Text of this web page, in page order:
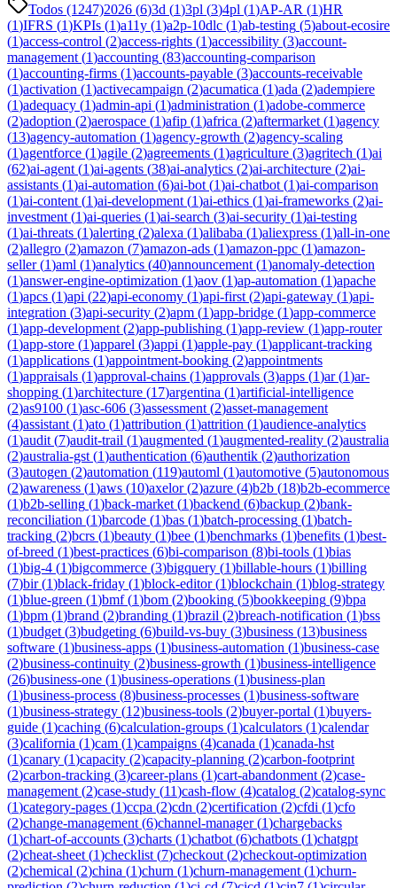
Todos (1247)2026 (6)3d (1)3pl (3)4pl (1)AP-AR (1)HR
(1)IFRS (1)KPIs (1)a11y (1)a2p-10dlc (1)ab-testing (5)about-ecosire
(1)access-control (2)access-rights (1)accessibility (3)account-
management (1)accounting (83)accounting-comparison
(1)accounting-firms (1)accounts-payable (3)accounts-receivable
(1)activation (1)activecampaign (2)acumatica (1)ada (2)adempiere
(1)adequacy (1)admin-api (1)administration (1)adobe-commerce
(2)adoption (2)aerospace (1)afip (1)africa (2)aftermarket (1)agency
(13)agency-automation (1)agency-growth (2)agency-scaling
(1)agentforce (1)agile (2)agreements (1)agriculture (3)agritech (1)ai
(62)ai-agent (1)ai-agents (38)ai-analytics (2)ai-architecture (2)ai-
assistants (1)ai-automation (6)ai-bot (1)ai-chatbot (1)ai-comparison
(1)ai-content (1)ai-development (1)ai-ethics (1)ai-frameworks (2)ai-
investment (1)ai-queries (1)ai-search (3)ai-security (1)ai-testing
(1)ai-threats (1)alerting (2)alexa (1)alibaba (1)aliexpress (1)all-in-one
(2)allegro (2)amazon (7)amazon-ads (1)amazon-ppc (1)amazon-
seller(1)aml (1)analytics (40)announcement (1)anomaly-detection
(1)answer-engine-optimization (1)aov (1)ap-automation (1)apache
(1)apcs (1)api (22)api-economy (1)api-first (2)api-gateway (1)api-
integration (3)api-security (2)apm (1)app-bridge (1)app-commerce
(1)app-development (2)app-publishing (1)app-review (1)app-router
(1)app-store (1)apparel (3)appi (1)apple-pay (1)applicant-tracking
(1)applications (1)appointment-booking (2)appointments
(1)appraisals (1)approval-chains (1)approvals (3)apps (1)ar(1)ar-
shopping (1)architecture (17)argentina (1)artificial-intelligence
(2)as9100 (1)asc-606 (3)assessment (2)asset-management
(4)assistant (1)ato (1)attribution (1)attrition (1)audience-analytics
(1)audit (7)audit-trail (1)augmented (1)augmented-reality (2)australia
(2)australia-gst (1)authentication (6)authentik (2)authorization
(3)autogen (2)automation (119)automl (1)automotive (5)autonomous
(2)awareness (1)aws (10)axelor(2)azure (4)b2b (18)b2b-ecommerce
(1)b2b-selling (1)back-market (1)backend (6)backup (2)bank-
reconciliation (1)barcode (1)bas (1)batch-processing (1)batch-
tracking (2)bcrs (1)beauty (1)bee (1)benchmarks (1)benefits (1)best-
of-breed (1)best-practices (6)bi-comparison (8)bi-tools (1)bias
(1)big-4 (1)bigcommerce (3)bigquery (1)billable-hours (1)billing
(7)bir(1)black-friday (1)block-editor(1)blockchain (1)blog-strategy
(1)blue-green (1)bmf(1)bom (2)booking (5)bookkeeping (9)bpa
(1)bpm (1)brand (2)branding (1)brazil (2)breach-notification (1)bss
(1)budget (3)budgeting (6)build-vs-buy (3)business (13)business
software (1)business-apps (1)business-automation (1)business-case
(2)business-continuity (2)business-growth (1)business-intelligence
(26)business-one (1)business-operations (1)business-plan
(1)business-process (8)business-processes (1)business-software
(1)business-strategy (12)business-tools (2)buyer-portal (1)buyers-
guide (1)caching (6)calculation-groups (1)calculators (1)calendar
(3)california (1)cam (1)campaigns (4)canada (1)canada-hst
(1)canary (1)capacity (2)capacity-planning (2)carbon-footprint
(2)carbon-tracking (3)career-plans (1)cart-abandonment (2)case-
management (2)case-study (11)cash-flow (4)catalog (2)catalog-sync
(1)category-pages (1)ccpa (2)cdn (2)certification (2)cfdi (1)cfo
(2)change-management (6)channel-manager(1)chargebacks
(1)chart-of-accounts (3)charts (1)chatbot (6)chatbots (1)chatgpt
(2)cheat-sheet (1)checklist (7)checkout (2)checkout-optimization
(2)chemical (2)china (1)churn (1)churn-management (1)churn-